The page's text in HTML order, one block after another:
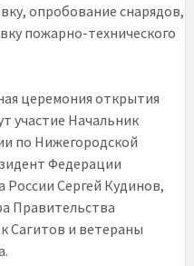
опробование снарядов,
пожарно-технического
церемония открытия
участие Начальник
по Нижегородской
Федерации
России Сергей Кудинов,
Правительства
Сагитов и ветераны